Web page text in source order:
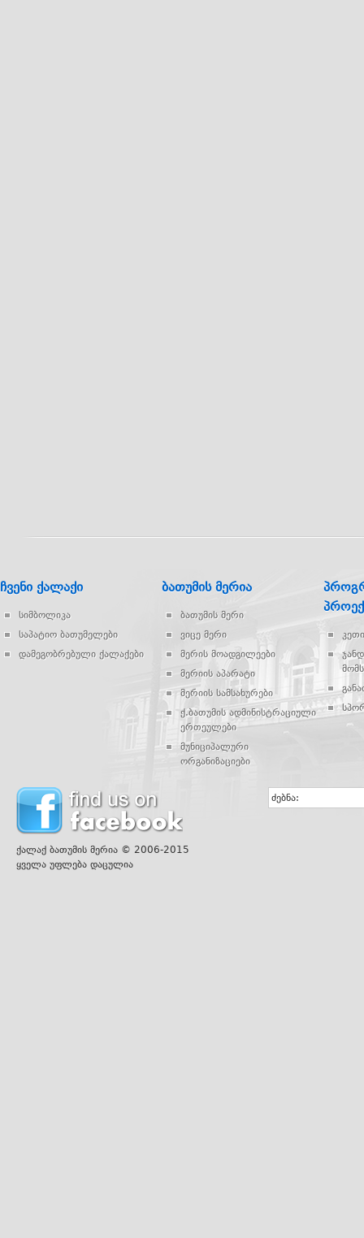
ჩვენი ქალაქი
სიმბოლიკა
საპატიო ბათუმელები
დამეგობრებული ქალაქები
ბათუმის მერია
ბათუმის მერი
ვიცე მერი
მერის მოადგილეები
მერიის აპარატი
მერიის სამსახურები
ქ.ბათუმის ადმინისტრაციული
ერთეულები
მუნიციპალური
ორგანიზაციები
ქალაქ ბათუმის მერია © 2006-2015
ყველა უფლება დაცულია
ძებნა: